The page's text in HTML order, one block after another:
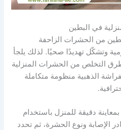
في البطين
من الحشرات الزاحفة
وتشكّل تهديدًا صحيًا. لذلك يلجأ
التخلص من الحشرات المنزلية
الذهبية منظومة متكاملة
دقيقة للمنزل باستخدام
ونوع الحشرة، ثم تحدد